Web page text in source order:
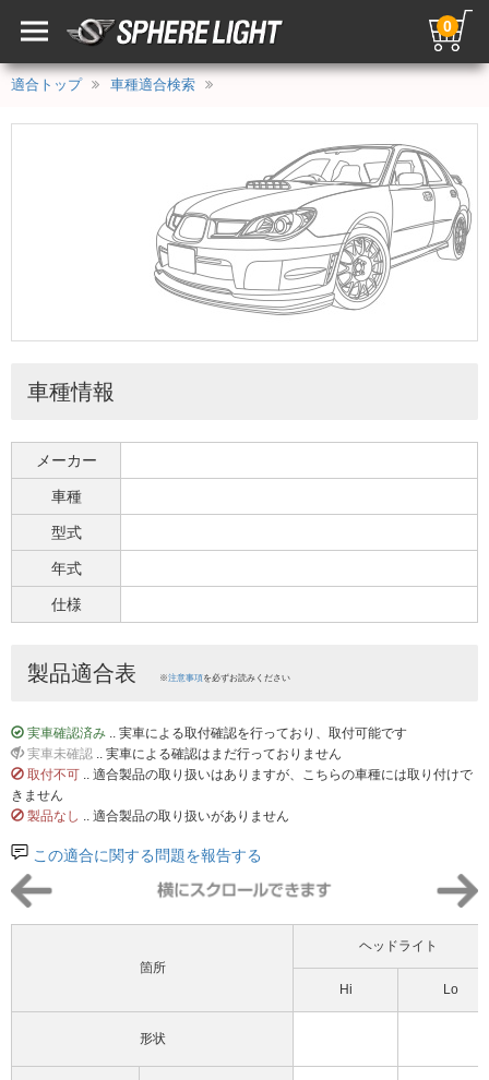
0
適合トップ 車種適合検索
車種情報
メーカー
車種
型式
年式
仕様
製品適合表 ※注意事項を必ずお読みください
実車確認済み .. 実車による取付確認を行っており、取付可能です
実車未確認 .. 実車による確認はまだ行っておりません
取付不可 .. 適合製品の取り扱いはありますが、こちらの車種には取り付けで
きません
製品なし .. 適合製品の取り扱いがありません
この適合に関する問題を報告する
箇所
ヘッドライト
Hi Lo
形状